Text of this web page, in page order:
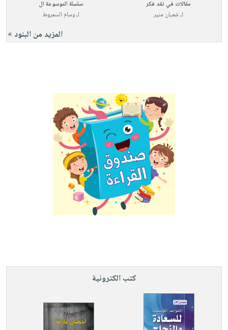
مقالات في نقد فكر
لـشعبان منير
سلسلة الموسوعة ال
لـوسام السمروط
المزيد من البنود »
كتب الكترونية